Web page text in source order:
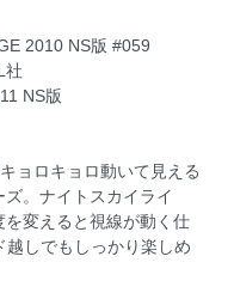
2010 NS版 #059
社
NS版
ョロキョロ動いて見える
ズ。ナイトスカイライ
変えると視線が動く仕
しでもしっかり楽しめ